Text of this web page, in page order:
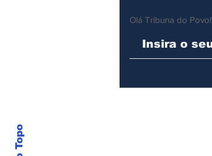
Olá Tribuna do Povo!